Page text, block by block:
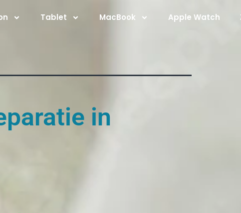
Tablet MacBook Apple Watch
in